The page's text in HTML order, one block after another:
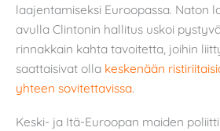
laajentamiseksi Euroopassa. Naton
avulla Clintonin hallitus uskoi
rinnakkain kahta tavoitetta, joihin
saattaisivat olla keskenään
yhteen sovitettavissa.
Keski- ja Itä-Euroopan maiden